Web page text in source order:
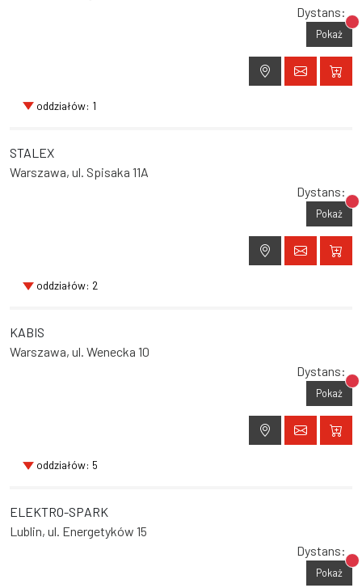
Dystans:
Pokaż
oddziałów: 1
STALEX
Warszawa, ul. Spisaka 11A
Dystans:
Pokaż
oddziałów: 2
KABIS
Warszawa, ul. Wenecka 10
Dystans:
Pokaż
oddziałów: 5
ELEKTRO-SPARK
Lublin, ul. Energetyków 15
Dystans:
Pokaż